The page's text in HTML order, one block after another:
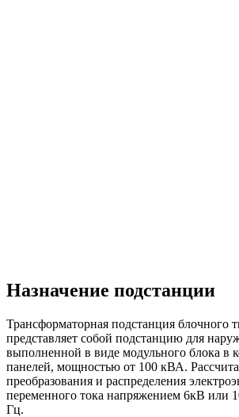
Назначение подстанции
Трансформаторная подстанция блочного
представляет собой подстанцию для
выполненной в виде модульного блока в
панелей, мощностью от 100 кВА.
преобразования и распределения
переменного тока напряжением 6кВ или
Гц.